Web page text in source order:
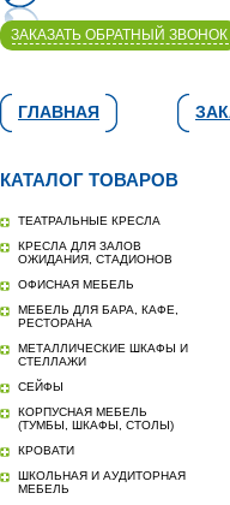
ЗАКАЗАТЬ ОБРАТНЫЙ ЗВОНОК
ГЛАВНАЯ
КАТАЛОГ ТОВАРОВ
ТЕАТРАЛЬНЫЕ КРЕСЛА
КРЕСЛА ДЛЯ ЗАЛОВ
ОЖИДАНИЯ, СТАДИОНОВ
ОФИСНАЯ МЕБЕЛЬ
МЕБЕЛЬ ДЛЯ БАРА, КАФЕ,
РЕСТОРАНА
МЕТАЛЛИЧЕСКИЕ ШКАФЫ И
СТЕЛЛАЖИ
СЕЙФЫ
КОРПУСНАЯ МЕБЕЛЬ
(ТУМБЫ, ШКАФЫ, СТОЛЫ)
КРОВАТИ
ШКОЛЬНАЯ И АУДИТОРНАЯ
МЕБЕЛЬ